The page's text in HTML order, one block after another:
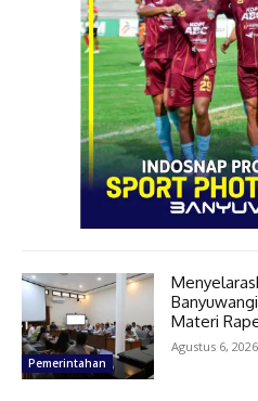
Pemerintahan
Materi
Agustus 6, 2026